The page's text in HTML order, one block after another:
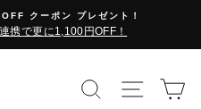
クーポン プレゼント！
携で更に1,100円OFF！
検索で探す
サイト